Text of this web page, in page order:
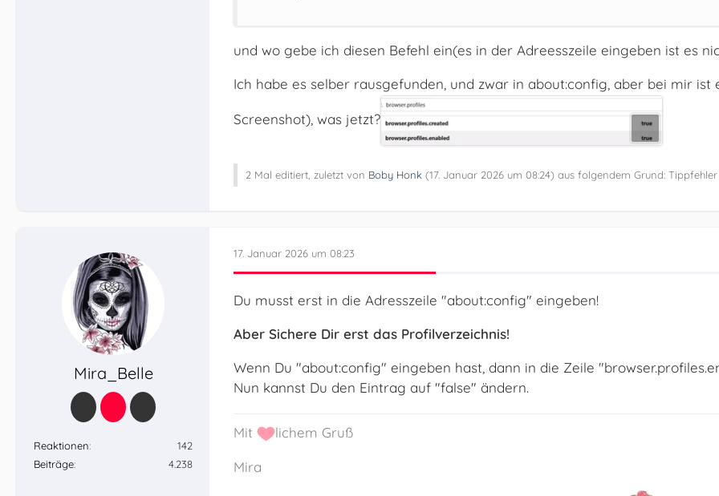
und wo gebe ich diesen Befehl ein(es in der Adreesszeile eingeben ist es
Ich habe es selber rausgefunden, und zwar in about:config, aber bei mir
Screenshot), was jetzt?
2 Mal editiert, zuletzt von Boby Honk (17. Januar 2026 um 08:24) aus folgendem Grund: Tippfehler
Mira_Belle
Reaktionen
142
Beiträge
4.238
17. Januar 2026 um 08:23
Du musst erst in die Adresszeile "about:config" eingeben!
Aber Sichere Dir erst das Profilverzeichnis!
Wenn Du "about:config" eingeben hast, dann in die Zeile
Nun kannst Du den Eintrag auf "false" ändern.
Mit lichem Gruß
Mira